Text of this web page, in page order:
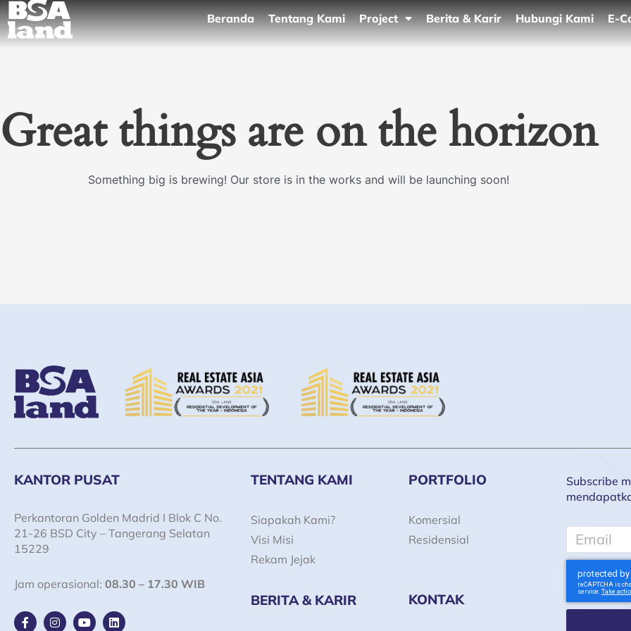
Skip
to
content
Beranda Tentang Kami Project Berita & Karir Hubungi Kami E-
Great things are on the horizon
Something big is brewing! Our store is in the works and will be launching soon!
KANTOR PUSAT
Perkantoran Golden Madrid I Blok C No.
21-26 BSD City – Tangerang Selatan
15229
Jam operasional: 08.30 – 17.30 WIB
F
a
I
n
Y
o
L
i
TENTANG KAMI
Siapakah Kami?
Visi Misi
Rekam Jejak
BERITA & KARIR
PORTFOLIO
Komersial
Residensial
KONTAK
Subscribe
Email